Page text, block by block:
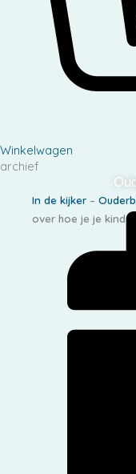
Winkelwagen
archief
In de kijker –
over hoe je je kind